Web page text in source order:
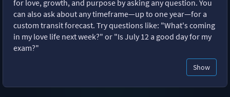
for love, growth, and purpose by asking any question. You
can also ask about any timeframe—up to one year—for a
custom transit forecast. Try questions like: "What's coming
in my love life next week?" or "Is July 12 a good day for my
exam?"
Show